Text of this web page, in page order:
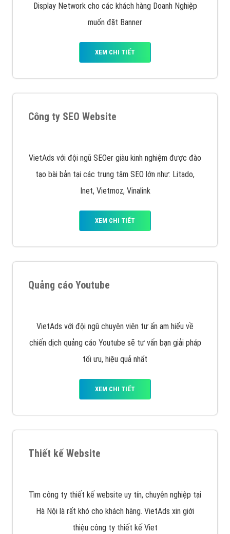
Display Network cho các khách hàng Doanh Nghiệp
muốn đặt Banner
XEM CHI TIẾT
Công ty SEO Website
VietAds với đội ngũ SEOer giàu kinh nghiệm được đào
tạo bài bản tại các trung tâm SEO lớn như: Litado,
Inet, Vietmoz, Vinalink
XEM CHI TIẾT
Quảng cáo Youtube
VietAds với đội ngũ chuyên viên tư ấn am hiểu về
chiến dịch quảng cáo Youtube sẽ tư vấn bạn giải pháp
tối ưu, hiệu quả nhất
XEM CHI TIẾT
Thiết kế Website
Tìm công ty thiết kế website uy tín, chuyên nghiệp tại
Hà Nội là rất khó cho khách hàng. VietAds xin giới
thiệu công ty thiết kế Viet